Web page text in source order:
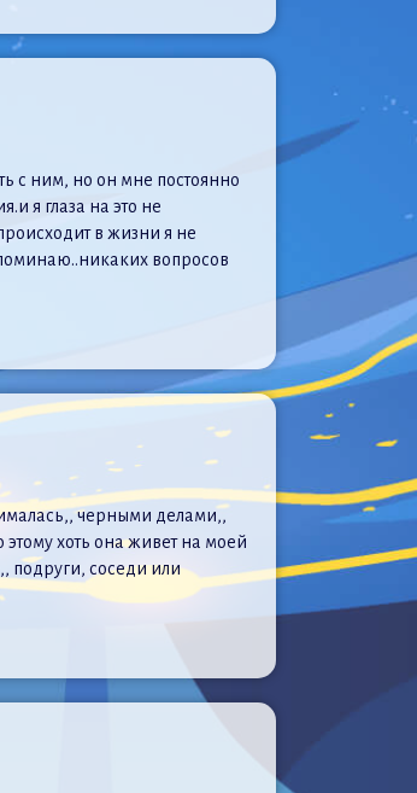
с ним, но он мне постоянно
я глаза на это не
в жизни я не
вопросов
черными делами,,
хоть она живет на моей
подруги, соседи или